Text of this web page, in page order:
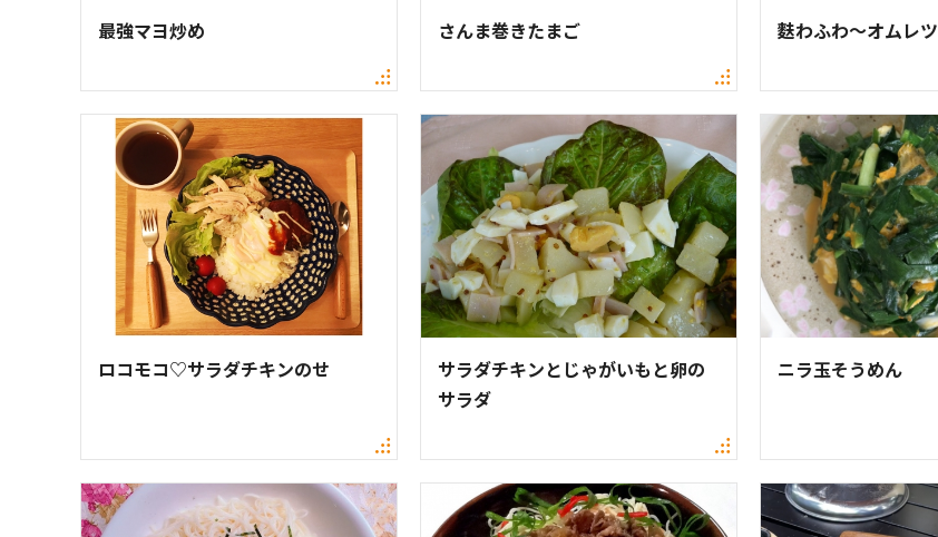
最強マヨ炒め さんま巻きたまご 麩わふわ～オムレツ
ロコモコ♡サラダチキンのせ
サラダチキンとじゃがいもと卵の
サラダ
ニラ玉そうめん